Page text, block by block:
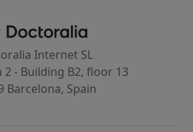
Doctoralia - Página de inicio
Internet SL
2 - Building B2, floor 13
Barcelona, Spain